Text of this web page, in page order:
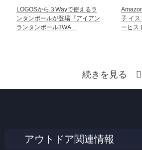
LOGOSから３Wayで使えるラ
ンタンポールが登場『アイアン
ランタンポール3WA…
子 イス
ーヒス
続きを見る
アウトドア関連情報